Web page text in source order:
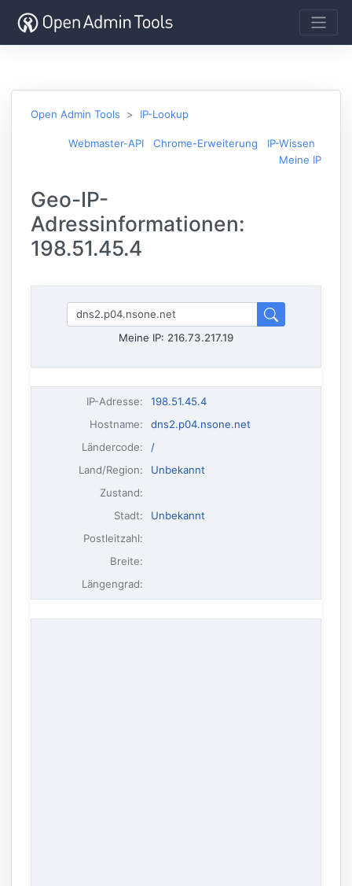
Open Admin Tools IP-Lookup
Webmaster-API Chrome-Erweiterung
IP-Wissen
Meine IP
Geo-IP-
Adressinformationen:
198.51.45.4
Meine IP: 216.73.217.19
IP-Adresse:
198.51.45.4
Hostname:
dns2.p04.nsone.net
Ländercode:
/
Land/Region:
Unbekannt
Zustand:
Stadt:
Unbekannt
Postleitzahl:
Breite:
Längengrad: